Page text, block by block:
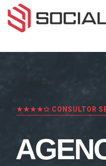
★★★★✩ CONSULTOR